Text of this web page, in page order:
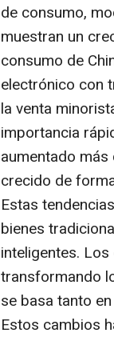
de consumo,
muestran un
consumo de
electrónico con
la venta
importancia
aumentado
crecido de
Estas
bienes
inteligentes.
transformando
se basa tanto
Estos cambios